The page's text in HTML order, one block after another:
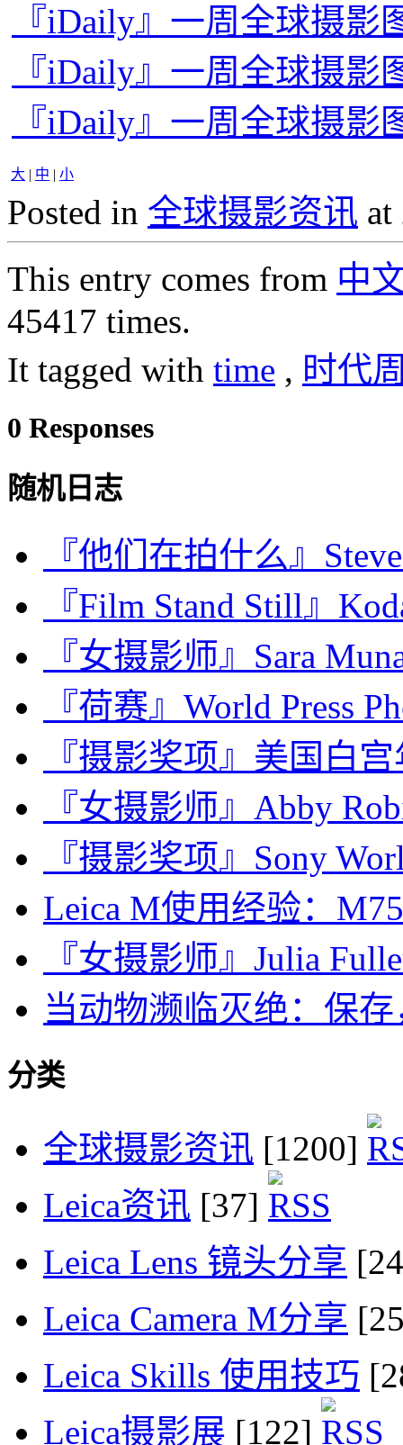
『iDaily』一周全球摄影
『iDaily』一周全球摄影
『iDaily』一周全球摄影
大 | 中 | 小
Posted in 全球摄影资讯 at
This entry comes from 中
45417 times.
It tagged with time , 时代
0 Responses
随机日志
『他们在拍什么』
『Film Stand Still』
『女摄影师』Sara
『荷赛』World Press
『摄影奖项』美国白
『女摄影师』Abby
『摄影奖项』Sony
Leica M使用经验：
『女摄影师』Julia
当动物濒临灭绝：保
分类
全球摄影资讯 [1200]
Leica资讯 [37]
Leica Lens 镜头分享
Leica Camera M分享
Leica Skills 使用技巧
Leica摄影展 [122]